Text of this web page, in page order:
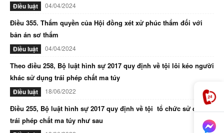
Điều luật 04/04/2024
Điều 355. Thẩm quyền của Hội đồng xét xử phúc thẩm đối với
bản án sơ thẩm
Điều luật 04/04/2024
Theo điều 258, Bộ luật hình sự 2017 quy định về tội lôi kéo người
khác sử dụng trái phép chất ma túy
Điều luật 18/06/2022
Điều 255, Bộ luật hình sự 2017 quy định về tội tổ chức sử dụng
trái phép chất ma túy như sau